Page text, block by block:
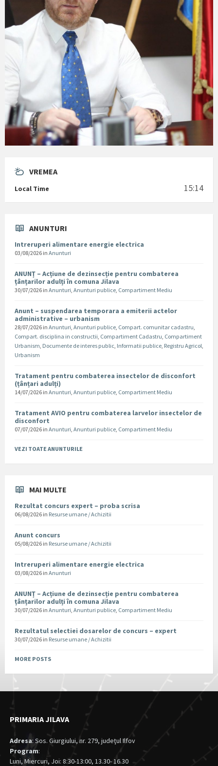
VREMEA
Local Time 15:14
ANUNTURI
Intreruperi alimentare energie electrica
03/08/2026 in Anunturi
ANUNȚ – Acțiune de dezinsecție pentru combaterea
țânțarilor adulți în comuna Jilava
30/07/2026 in Anunturi, Anunturi publice, Compartiment Mediu
Anunt – suspendarea temporara a emiterii actelor
administrative – urbanism
28/07/2026 in Anunturi, Anunturi publice, Compart. comunitar cadastru,
Compart. disciplina in constructii, Compartiment Cadastru, Compartiment
Urbanism, Documente de interes public, Informatii publice, Registru Agricol,
Urbanism
Tratament pentru combaterea insectelor de disconfort
(țânțari adulți)
14/07/2026 in Anunturi, Anunturi publice, Compartiment Mediu
Tratament AVIO pentru combaterea larvelor insectelor de
disconfort
07/07/2026 in Anunturi, Anunturi publice, Compartiment Mediu
VEZI TOATE ANUNTURILE
MAI MULTE
Rezultat concurs expert – proba scrisa
06/08/2026 in Resurse umane / Achizitii
Anunt concurs
05/08/2026 in Resurse umane / Achizitii
Intreruperi alimentare energie electrica
03/08/2026 in Anunturi
ANUNȚ – Acțiune de dezinsecție pentru combaterea
țânțarilor adulți în comuna Jilava
30/07/2026 in Anunturi, Anunturi publice, Compartiment Mediu
Rezultatul selectiei dosarelor de concurs – expert
30/07/2026 in Resurse umane / Achizitii
MORE POSTS
PRIMARIA JILAVA
Adresa: Sos. Giurgiului, nr. 279, judeţul Ilfov
Program:
Luni, Miercuri, Joi: 8:30-13:00, 13.30- 16.30